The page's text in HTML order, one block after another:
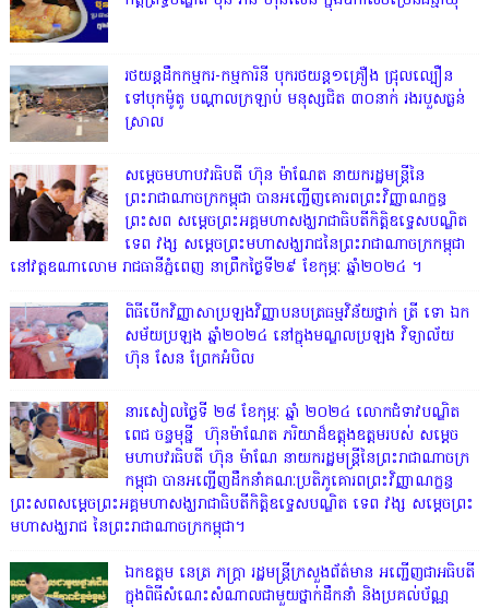
រថយន្តដឹកកម្មករ-កម្មការិនី បុករថយន្ត១គ្រឿង ជ្រុលល្បឿន
ទៅបុកម៉ូតូ បណ្តាលក្រឡាប់ មនុស្សជិត ៣០នាក់ រងរបួសធ្ងន់
ស្រាល
សម្តេចមហាបវរធិបតី ហ៊ុន ម៉ាណែត នាយករដ្ឋមន្ត្រីនៃ
ព្រះរាជាណាចក្រកម្ពុជា បានអញ្ជើញគោរពព្រះវិញ្ញាណក្ខន្ធ
ព្រះសព សម្តេចព្រះអគ្គមហាសង្ឃរាជាធិបតីកិត្តិឧទ្ទេសបណ្ឌិត
ទេព វង្ស សម្តេចព្រះមហាសង្ឃរាជនៃព្រះរាជាណាចក្រកម្ពុជា
នៅវត្តឧណាលោម រាជធានីភ្នំពេញ នាព្រឹកថ្ងៃទី២៩ ខែកុម្ភៈ ឆ្នាំ២០២៤ ។
ពិធីបើកវិញ្ញាសាប្រឡងវិញ្ញាបនបត្រធម្មវិន័យថ្នាក់ ត្រី ទោ ឯក
សម័យប្រឡង ឆ្នាំ២០២៤ នៅក្នុងមណ្ឌលប្រឡង វិទ្យាល័យ
ហ៊ុន សែន ព្រែកអំបិល
នារសៀលថ្ងៃទី ២៨ ខែកុម្ភៈ ឆ្នាំ ២០២៤ លោកជំទាវបណ្ឌិត
ពេជ ចន្ទមុន្នី ហ៊ុនម៉ាណែត ភរិយាដ៏ឧត្តុងឧត្តមរបស់ សម្តេច
មហាបវរធិបតី ហ៊ុន ម៉ាណែ នាយករដ្ឋមន្រ្តីនៃព្រះរាជាណាចក្រ
កម្ពុជា បានអញ្ជើញដឹកនាំគណៈប្រតិភូគោរពព្រះវិញ្ញាណក្ខន្ធ
ព្រះសពសម្តេចព្រះអគ្គមហាសង្ឃរាជាធិបតីកិត្តិឧទ្ទេសបណ្ឌិត ទេព វង្ស សម្តេចព្រះ
មហាសង្ឃរាជ នៃព្រះរាជាណាចក្រកម្ពុជា។
ឯកឧត្តម នេត្រ ភក្ត្រា រដ្ឋមន្ត្រីក្រសួងព័ត៌មាន អញ្ជើញជាអធិបតី
ក្នុងពិធីសំណេះសំណាលជាមួយថ្នាក់ដឹកនាំ និងប្រគល់ប័ណ្ណ